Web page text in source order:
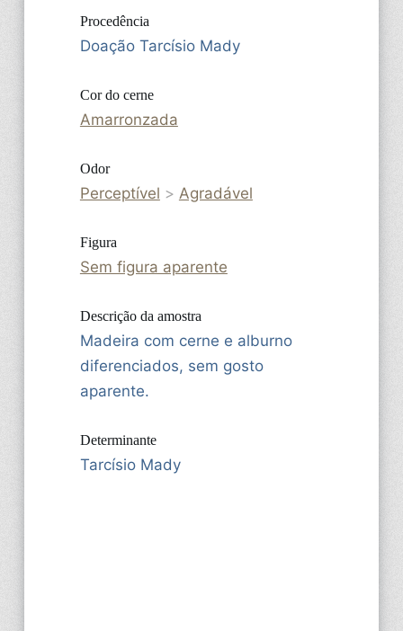
Procedência
Doação Tarcísio Mady
Cor do cerne
Amarronzada
Odor
Perceptível > Agradável
Figura
Sem figura aparente
Descrição da amostra
Madeira com cerne e alburno
diferenciados, sem gosto
aparente.
Determinante
Tarcísio Mady